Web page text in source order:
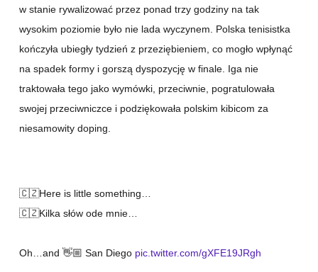
w stanie rywalizować przez ponad trzy godziny na tak
wysokim poziomie było nie lada wyczynem. Polska tenisistka
kończyła ubiegły tydzień z przeziębieniem, co mogło wpłynąć
na spadek formy i gorszą dyspozycję w finale. Iga nie
traktowała tego jako wymówki, przeciwnie, pogratulowała
swojej przeciwniczce i podziękowała polskim kibicom za
niesamowity doping.
🇨🇿Here is little something…
🇨🇿Kilka słów ode mnie…
Oh…and 👋🏼 San Diego pic.twitter.com/gXFE19JRgh